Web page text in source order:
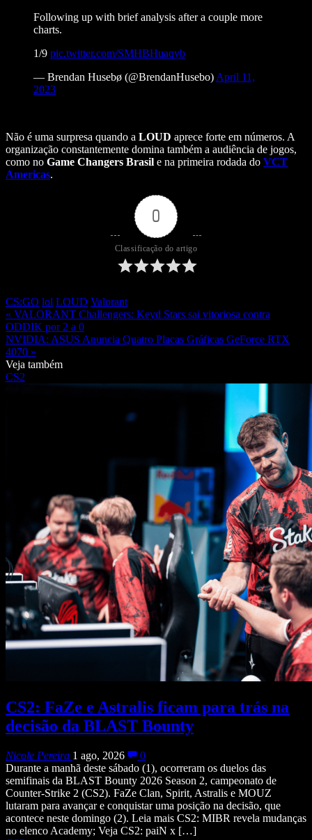
Following up with brief analysis after a couple more
charts.
1/9 pic.twitter.com/SMHBHuaqyb
— Brendan Husebø (@BrendanHusebo) April 11,
2023
Não é uma surpresa quando a LOUD aprece forte em números. A
organização constantemente domina também a audiência de jogos,
como no Game Changers Brasil e na primeira rodada do VCT
Americas.
0
Classificação do artigo
CS:GO lol LOUD Valorant
« VALORANT Challengers: Keyd Stars sai vitoriosa contra
ODDIK por 2 a 0
NVIDIA: ASUS Anuncia Quatro Placas Gráficas GeForce RTX
4070 »
Veja também
CS2
CS2: FaZe e Astralis ficam para trás na
decisão da BLAST Bounty
Nicole Pereira 1 ago, 2026
0
Durante a manhã deste sábado (1), ocorreram os duelos das
semifinais da BLAST Bounty 2026 Season 2, campeonato de
Counter-Strike 2 (CS2). FaZe Clan, Spirit, Astralis e MOUZ
lutaram para avançar e conquistar uma posição na decisão, que
acontece neste domingo (2). Leia mais CS2: MIBR revela mudanças
no elenco Academy; Veja CS2: paiN x […]